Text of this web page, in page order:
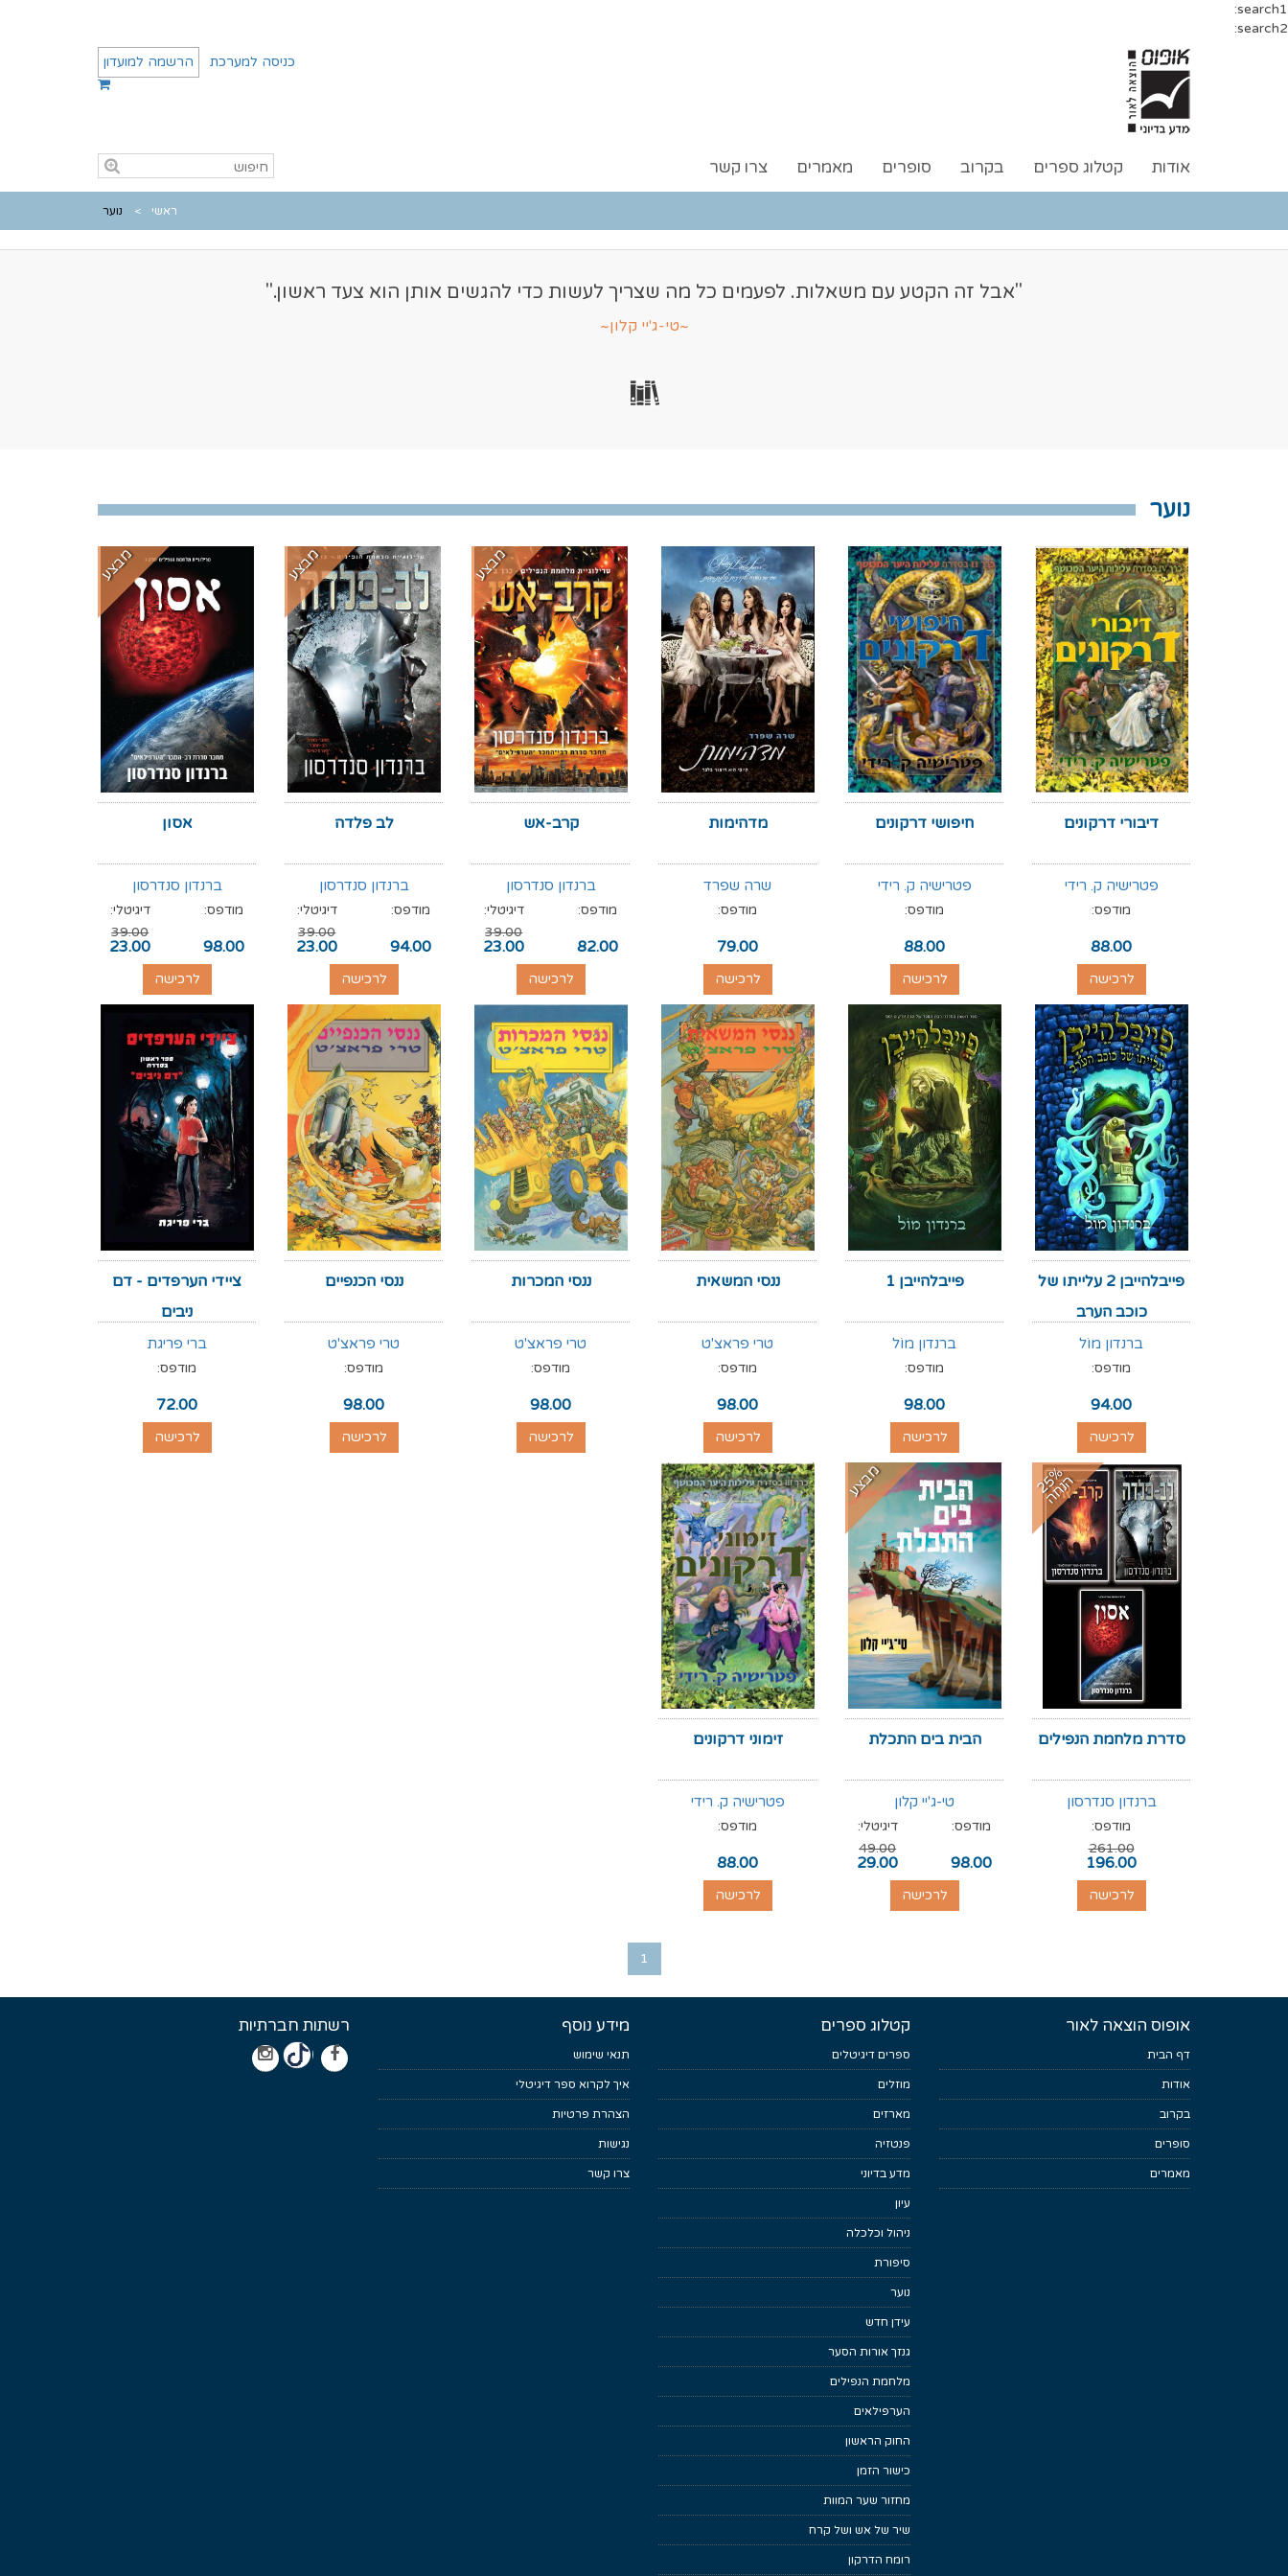
search1:
search2:
כניסה למערכת הרשמה למועדון
אודות קטלוג ספרים בקרוב סופרים מאמרים צרו קשר
ראשי נוער
"אבל זה הקטע עם משאלות. לפעמים כל מה שצריך לעשות כדי להגשים אותן הוא צעד ראשון."
~טי-ג'יי קלון~
נוער
דיבורי דרקונים
פטרישיה ק. רידי
מודפס:
88.00
לרכישה
חיפושי דרקונים
פטרישיה ק. רידי
מודפס:
88.00
לרכישה
מדהימות
שרה שפרד
מודפס:
79.00
לרכישה
מבצע
קרב-אש
ברנדון סנדרסון
מודפס:
82.00
דיגיטלי:
39.00
23.00
לרכישה
מבצע
לב פלדה
ברנדון סנדרסון
מודפס:
94.00
דיגיטלי:
39.00
23.00
לרכישה
מבצע
אסון
ברנדון סנדרסון
מודפס:
98.00
דיגיטלי:
39.00
23.00
לרכישה
פייבלהייבן 2 עלייתו של
כוכב הערב
ברנדון מוֹל
מודפס:
94.00
לרכישה
פייבלהייבן 1
ברנדון מוֹל
מודפס:
98.00
לרכישה
ננסי המשאית
טרי פראצ'ט
מודפס:
98.00
לרכישה
ננסי המכרות
טרי פראצ'ט
מודפס:
98.00
לרכישה
ננסי הכנפיים
טרי פראצ'ט
מודפס:
98.00
לרכישה
ציידי הערפדים - דם
ניבים
ברי פריגת
מודפס:
72.00
לרכישה
2
5
%
ה
נ
ח
ה
סדרת מלחמת הנפילים
ברנדון סנדרסון
מודפס:
261.00
196.00
לרכישה
מבצע
הבית בים התכלת
טי-ג'יי קלון
מודפס:
98.00
דיגיטלי:
49.00
29.00
לרכישה
זימוני דרקונים
פטרישיה ק. רידי
מודפס:
88.00
לרכישה
1
אופוס הוצאה לאור
דף הבית
אודות
בקרוב
סופרים
מאמרים
קטלוג ספרים
ספרים דיגיטלים
מוזלים
מארזים
פנטזיה
מדע בדיוני
עיון
ניהול וכלכלה
סיפורת
נוער
עידן חדש
גנזך אורות הסער
מלחמת הנפילים
הערפילאים
החוק הראשון
כישור הזמן
מחזור שער המוות
שיר של אש ושל קרח
רומח הדרקון
מידע נוסף
תנאי שימוש
איך לקרוא ספר דיגיטלי
הצהרת פרטיות
נגישות
צרו קשר
רשתות חברתיות